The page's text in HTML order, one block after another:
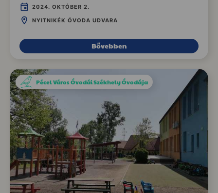
2024. OKTÓBER 2.
NYITNIKÉK ÓVODA UDVARA
Bővebben
Pécel Város Óvodái Székhely Óvodája